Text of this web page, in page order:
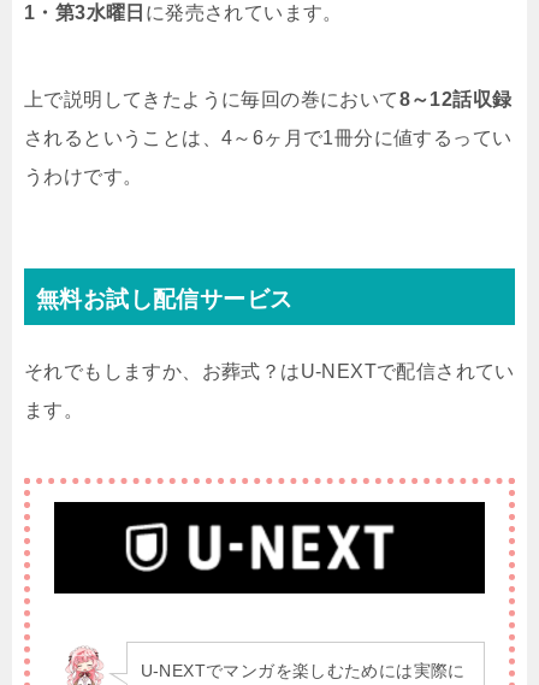
1・第3水曜日 に発売されています。
上で説明してきたように毎回の巻において8～12話収録
されるということは、4～6ヶ月で1冊分に値するってい
うわけです。
無料お試し配信サービス
それでもしますか、お葬式？はU-NEXTで配信されてい
ます。
U-NEXTでマンガを楽しむためには実際に